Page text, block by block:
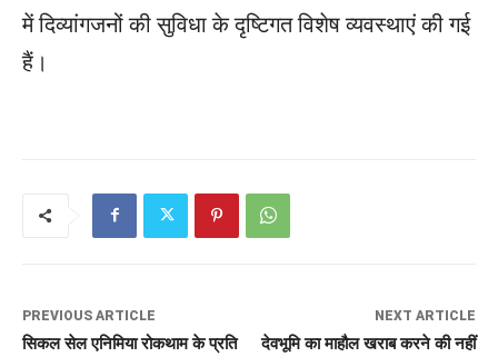
में दिव्यांगजनों की सुविधा के दृष्टिगत विशेष व्यवस्थाएं की गई
हैं।
PREVIOUS ARTICLE
सिकल सेल एनिमिया रोकथाम के प्रति
NEXT ARTICLE
देवभूमि का माहौल खराब करने की नहीं